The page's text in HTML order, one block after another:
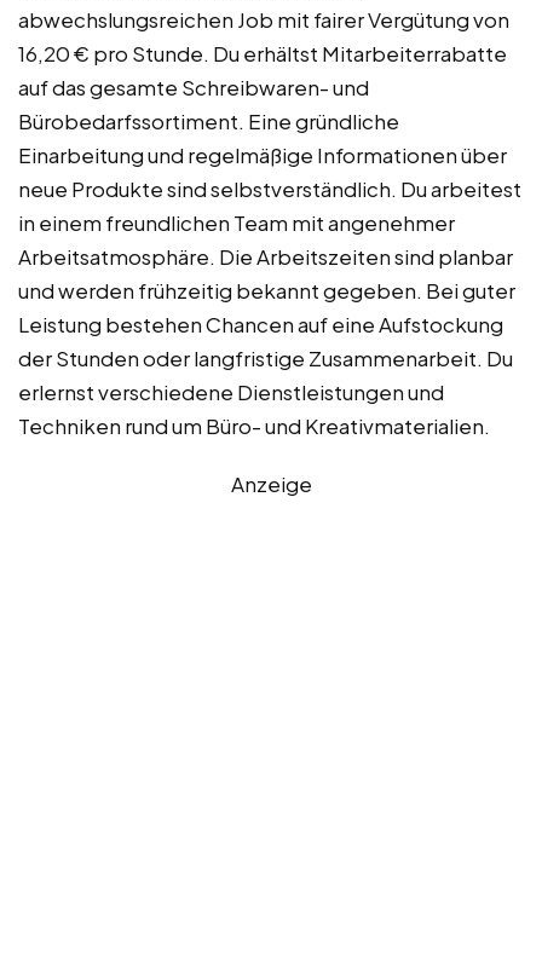
abwechslungsreichen Job mit fairer Vergütung von
16,20 € pro Stunde. Du erhältst Mitarbeiterrabatte
auf das gesamte Schreibwaren- und
Bürobedarfssortiment. Eine gründliche
Einarbeitung und regelmäßige Informationen über
neue Produkte sind selbstverständlich. Du arbeitest
in einem freundlichen Team mit angenehmer
Arbeitsatmosphäre. Die Arbeitszeiten sind planbar
und werden frühzeitig bekannt gegeben. Bei guter
Leistung bestehen Chancen auf eine Aufstockung
der Stunden oder langfristige Zusammenarbeit. Du
erlernst verschiedene Dienstleistungen und
Techniken rund um Büro- und Kreativmaterialien.
Anzeige